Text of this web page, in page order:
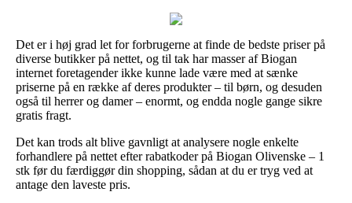
Det er i høj grad let for forbrugerne at finde de bedste priser på
diverse butikker på nettet, og til tak har masser af Biogan
internet foretagender ikke kunne lade være med at sænke
priserne på en række af deres produkter – til børn, og desuden
også til herrer og damer – enormt, og endda nogle gange sikre
gratis fragt.
Det kan trods alt blive gavnligt at analysere nogle enkelte
forhandlere på nettet efter rabatkoder på Biogan Olivenske – 1
stk før du færdiggør din shopping, sådan at du er tryg ved at
antage den laveste pris.